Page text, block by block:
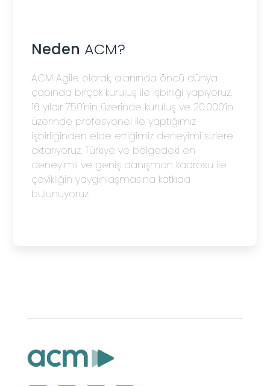
Neden ACM?
ACM Agile olarak, alanında öncü dünya
çapında birçok kuruluş ile işbirliği yapıyoruz.
16 yıldır 750’nin üzerinde kuruluş ve 20.000’in
üzerinde profesyonel ile yaptığımız
işbirliğinden elde ettiğimiz deneyimi sizlere
aktarıyoruz. Türkiye ve bölgedeki en
deneyimli ve geniş danışman kadrosu ile
çevikliğin yaygınlaşmasına katkıda
bulunuyoruz.